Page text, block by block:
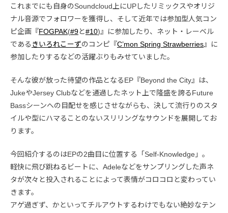
これまでにも自身のSoundcloud上にUPしたリミックスやオリジ
ナル音源でフォロワーを獲得し、そして近年では参加型人気コン
ピ企画『FOGPAK(#9と#10)』に参加したり、ネット・レーベル
である きいろれこーずのコンピ『C’mon Spring Strawberries』に
参加したりするなどの活躍ぶりもみせていました。
そんな彼が放った待望の作品となるEP『Beyond the City』は、
JukeやJersey Clubなどを通過したネット上で隆盛を誇るFuture
Bassシーンへの目配せを感じさせながらも、決して流行りのスタ
イルや型にハマることのないスリリングなサウンドを展開してお
ります。
今回紹介するのはEPの2曲目に位置する「Self-Knowledge」。
軽快に飛び跳ねるビートに、Adeleなどをサンプリングした声ネ
タが次々と投入されることによって表情がコロコロと変わってい
きます。
アゲ過ぎず、かといってチルアウトするわけでもない絶妙なテン